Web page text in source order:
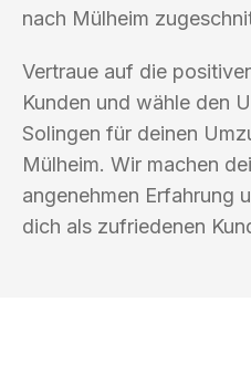
nach Mülheim
Vertraue auf die
Kunden und wähle den
Solingen für deinen
Mülheim. Wir machen
angenehmen Erfahrung
dich als zufriedenen